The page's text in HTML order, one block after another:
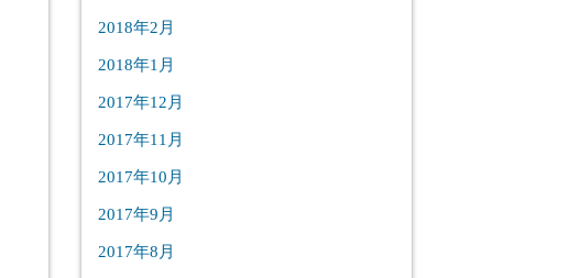
2018年2月
2018年1月
2017年12月
2017年11月
2017年10月
2017年9月
2017年8月